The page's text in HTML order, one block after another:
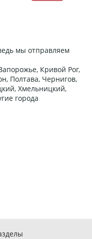
мы отправляем
Кривой Рог,
Полтава, Чернигов,
Хмельницкий,
города